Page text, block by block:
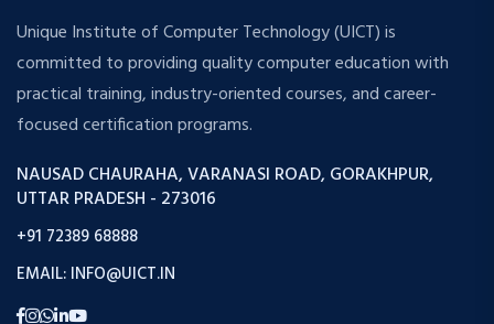
NAUSAD CHAURAHA, VARANASI ROAD, GORAKHPUR,
UTTAR PRADESH - 273016
+91 72389 68888
EMAIL: INFO@UICT.IN